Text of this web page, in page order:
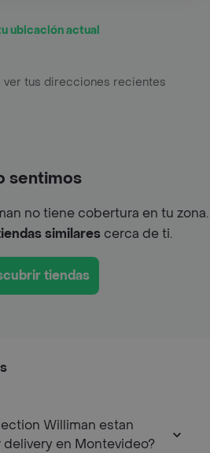
ubicación actual
ver tus direcciones recientes
sentimos
no tiene cobertura en tu zona.
similarescerca de ti.
tiendas
Williman estan
en Montevideo?